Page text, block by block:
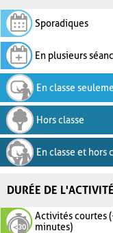
Sporadiques
En plusieurs
En classe
Hors classe
En classe et hors
DURÉE DE L'ACTIVITÉ
Activités courtes
minutes)